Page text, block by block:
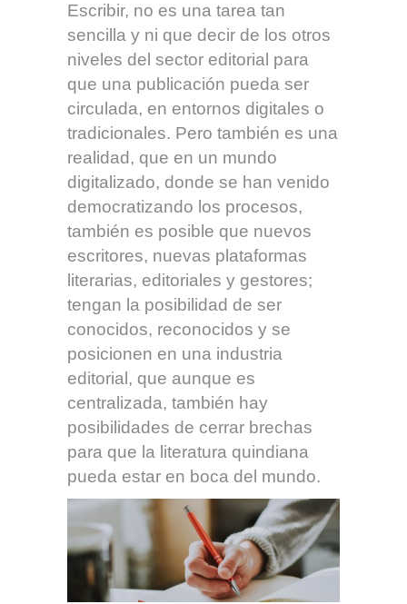
Escribir, no es una tarea tan
sencilla y ni que decir de los otros
niveles del sector editorial para
que una publicación pueda ser
circulada, en entornos digitales o
tradicionales. Pero también es una
realidad, que en un mundo
digitalizado, donde se han venido
democratizando los procesos,
también es posible que nuevos
escritores, nuevas plataformas
literarias, editoriales y gestores;
tengan la posibilidad de ser
conocidos, reconocidos y se
posicionen en una industria
editorial, que aunque es
centralizada, también hay
posibilidades de cerrar brechas
para que la literatura quindiana
pueda estar en boca del mundo.